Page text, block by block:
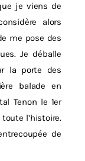
je viens de
alors
me pose des
Je déballe
la porte des
balade en
Tenon le 1er
l’histoire.
de